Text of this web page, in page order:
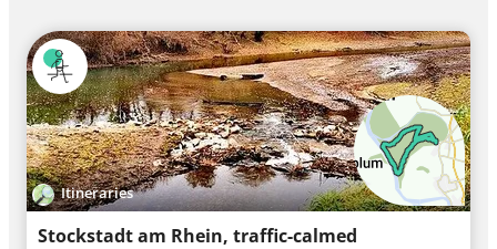
Itineraries
Stockstadt am Rhein, traffic-calmed